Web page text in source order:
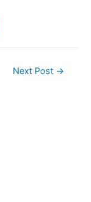
Next Post →